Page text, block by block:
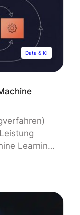
Data & KI
Learning.
kannst.
soll
ist es